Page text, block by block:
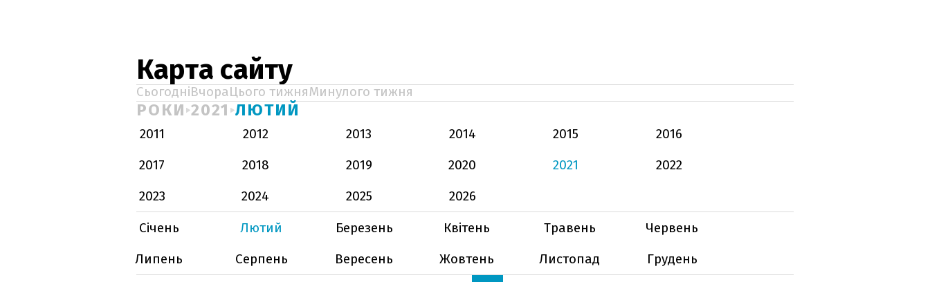
Карта сайту
СьогодніВчораЦього тижняМинулого тижня
РОКИ 2021 ЛЮТИЙ
2011 2012 2013 2014 2015
2016
2017
2018 2019 2020 2021
2022
2023
2024 2025
2026
Січень
Лютий Березень Квітень Травень
Червень
Липень
Серпень Вересень Жовтень Листопад
Грудень